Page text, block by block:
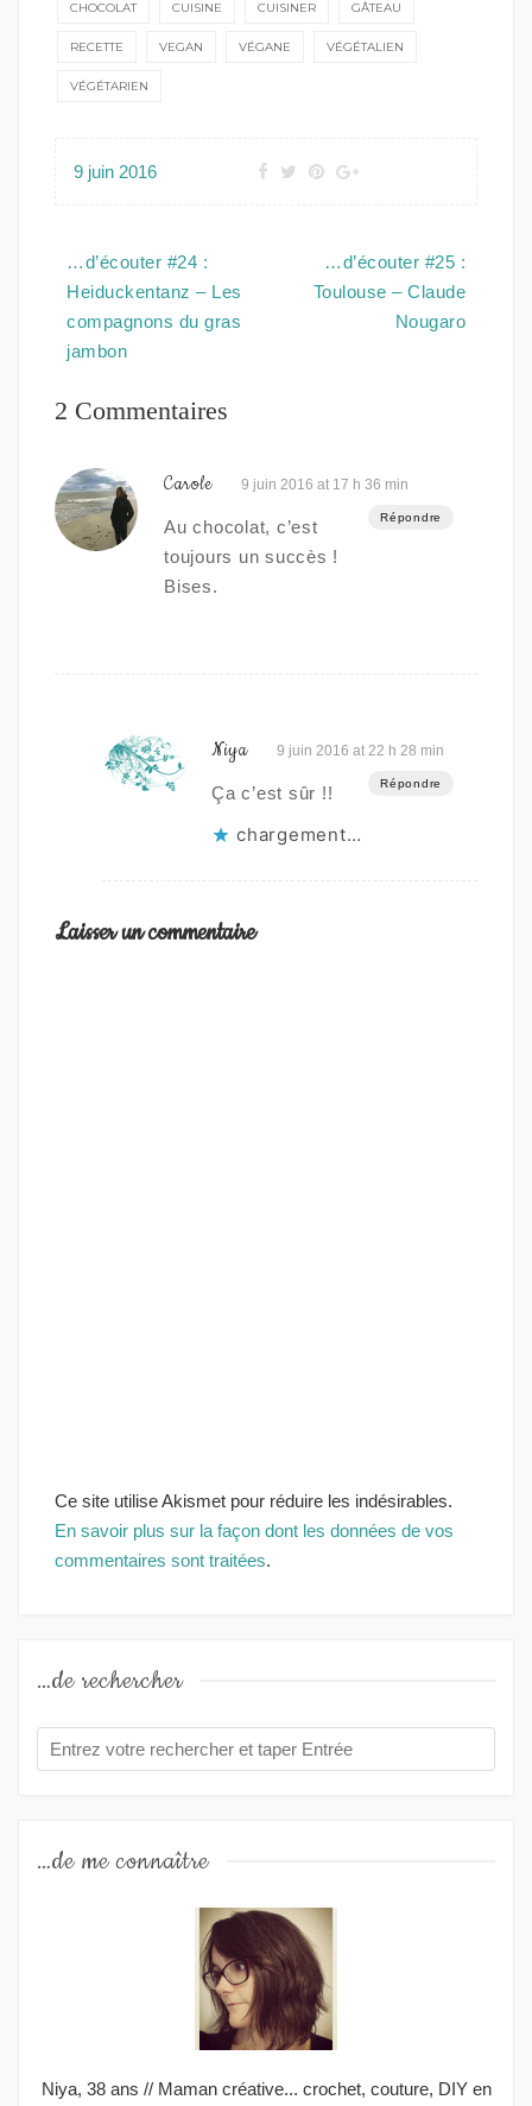
CHOCOLAT CUISINE CUISINER GÂTEAU
RECETTE VEGAN VÉGANE VÉGÉTALIEN
VÉGÉTARIEN
9 juin 2016
Navigation
de
l’article
…d’écouter #24 :
Heiduckentanz – Les
compagnons du gras
jambon
…d’écouter #25 :
Toulouse – Claude
Nougaro
2 Commentaires
Carole 9 juin 2016 at 17 h 36 min
Répondre
Au chocolat, c’est
toujours un succès !
Bises.
Niya 9 juin 2016 at 22 h 28 min
Répondre
Ça c’est sûr !!
chargement…
Laisser un commentaire
Ce site utilise Akismet pour réduire les indésirables.
En savoir plus sur la façon dont les données de vos
commentaires sont traitées.
…de rechercher
…de me connaître
Niya, 38 ans // Maman créative... crochet, couture, DIY en